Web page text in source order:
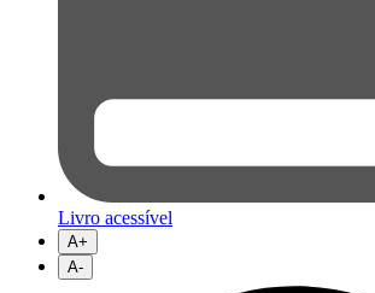
Livro acessível
A+
A-